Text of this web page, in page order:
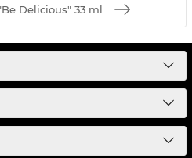
Delicious" 33 ml